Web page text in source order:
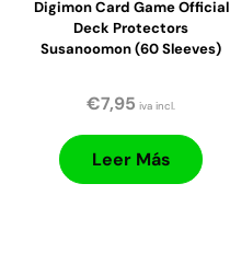
Digimon Card Game Official
Deck Protectors
Susanoomon (60 Sleeves)
€7,95 iva incl.
Leer Más